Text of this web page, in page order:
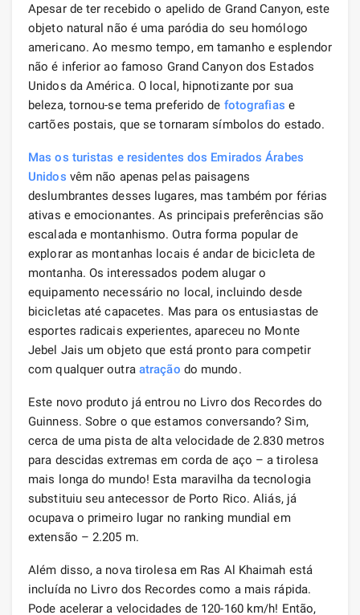
Apesar de ter recebido o apelido de Grand Canyon, este
objeto natural não é uma paródia do seu homólogo
americano. Ao mesmo tempo, em tamanho e esplendor
não é inferior ao famoso Grand Canyon dos Estados
Unidos da América. O local, hipnotizante por sua
beleza, tornou-se tema preferido de fotografias e
cartões postais, que se tornaram símbolos do estado.
Mas os turistas e residentes dos Emirados Árabes
Unidos vêm não apenas pelas paisagens
deslumbrantes desses lugares, mas também por férias
ativas e emocionantes. As principais preferências são
escalada e montanhismo. Outra forma popular de
explorar as montanhas locais é andar de bicicleta de
montanha. Os interessados ​​podem alugar o
equipamento necessário no local, incluindo desde
bicicletas até capacetes. Mas para os entusiastas de
esportes radicais experientes, apareceu no Monte
Jebel Jais um objeto que está pronto para competir
com qualquer outra atração do mundo.
Este novo produto já entrou no Livro dos Recordes do
Guinness. Sobre o que estamos conversando? Sim,
cerca de uma pista de alta velocidade de 2.830 metros
para descidas extremas em corda de aço – a tirolesa
mais longa do mundo! Esta maravilha da tecnologia
substituiu seu antecessor de Porto Rico. Aliás, já
ocupava o primeiro lugar no ranking mundial em
extensão – 2.205 m.
Além disso, a nova tirolesa em Ras Al Khaimah está
incluída no Livro dos Recordes como a mais rápida.
Pode acelerar a velocidades de 120-160 km/h! Então,